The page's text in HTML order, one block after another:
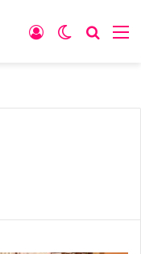
Switch skin
Войти